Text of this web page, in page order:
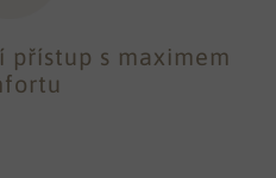
s maximem